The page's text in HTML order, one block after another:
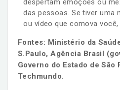
despertam emoções ou
das pessoas. Se tiver uma
ou vídeo que comova
Fontes: Ministério da
S.Paulo, Agência Brasil
Governo do Estado de São
Techmundo.